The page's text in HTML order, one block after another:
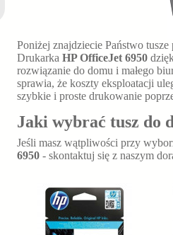
Poniżej znajdziecie Państwo
Drukarka HP OfficeJet 6950
rozwiązanie do domu i małego
sprawia, że koszty eksploatacji
szybkie i proste drukowanie
Jaki wybrać tusz
Jeśli masz wątpliwości przy
6950 - skontaktuj się z naszym